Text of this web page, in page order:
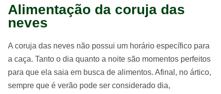
Alimentação da coruja das
neves
A coruja das neves não possui um horário específico para
a caça. Tanto o dia quanto a noite são momentos perfeitos
para que ela saia em busca de alimentos. Afinal, no ártico,
sempre que é verão pode ser considerado dia,